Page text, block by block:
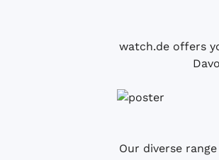
watch.de offers
Our diverse